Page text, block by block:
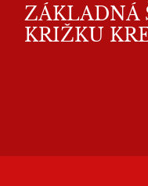
ZÁKLADNÁ
KRIŽKU